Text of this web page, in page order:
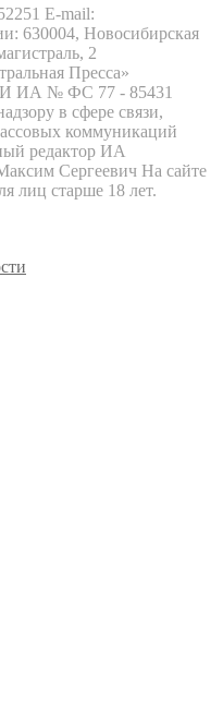
E-mail:
630004, Новосибирская
2
Пресса»
ИА № ФС 77 - 85431
в сфере связи,
коммуникаций
редактор ИА
Сергеевич На сайте
лиц старше 18 лет.